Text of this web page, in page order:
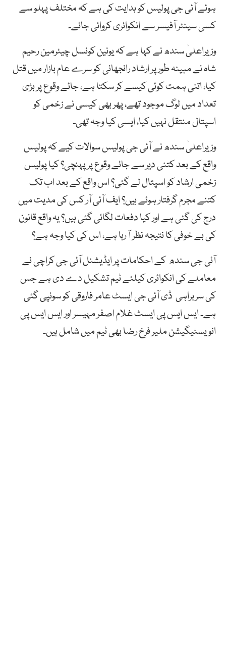
ہوئے آئی جی پولیس کو ہدایت کی ہے کہ مختلف پہلو سے
کسی سینئر آفیسر سے انکوائری کروائی جائے۔
وزیراعلیٰ سندھ نے کہا ہے کہ یونین کونسل چیئرمین رحیم
شاہ نے مبینہ طور پر ارشاد رانجھانی کو سرے عام بازار میں قتل
کیا، اتنی ہمت کوئی کیسے کر سکتا ہے، جائے وقوع پر بڑی
تعداد میں لوگ موجود تھے، پھر بھی کیسی نے زخمی کو
اسپتال منتقل نہیں کیا، ایسی کیا وجہ تھی۔
وزیراعلیٰ سندھ نے آئی جی پولیس سوالات کیے کہ پولیس
واقع کے بعد کتنی دیر سے جائے وقوع پر پہنچی؟ کیا پولیس
زخمی ارشاد کو اسپتال لے گئی؟ اس واقع کے بعد اب تک
کتنے مجرم گرفتار ہوئے ہیں؟ ایف آئی آر کس کی مدیت میں
درج کی گئی ہے اور کیا دفعات لگائی گئی ہیں؟ یہ واقع قانون
کی بے خوفی کا نتیجہ نظر آ رہا ہے، اس کی کیا وجہ ہے؟
آئی جی سندھ کے احکامات پر ایڈیشنل آئی جی کراچی نے
معاملے کی انکوائری کیلئے ٹیم تشکیل دے دی ہے جس
کی سربراہی ڈی آئی جی ایسٹ عامر فاروقی کو سونپی گئی
ہے۔ ایس ایس پی ایسٹ غلام اصفر مہیسر اور ایس ایس پی
انویسٹیگیشن ملیر فرخ رضا بھی ٹیم میں شامل ہیں۔